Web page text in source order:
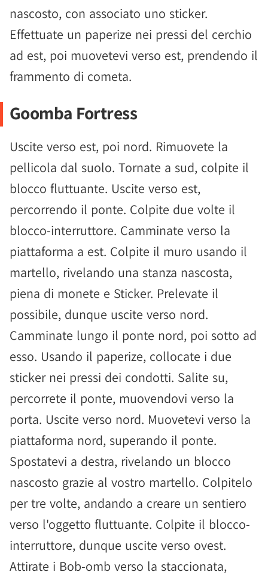
nascosto, con associato uno sticker.
Effettuate un paperize nei pressi del cerchio
ad est, poi muovetevi verso est, prendendo il
frammento di cometa.
Goomba Fortress
Uscite verso est, poi nord. Rimuovete la
pellicola dal suolo. Tornate a sud, colpite il
blocco fluttuante. Uscite verso est,
percorrendo il ponte. Colpite due volte il
blocco-interruttore. Camminate verso la
piattaforma a est. Colpite il muro usando il
martello, rivelando una stanza nascosta,
piena di monete e Sticker. Prelevate il
possibile, dunque uscite verso nord.
Camminate lungo il ponte nord, poi sotto ad
esso. Usando il paperize, collocate i due
sticker nei pressi dei condotti. Salite su,
percorrete il ponte, muovendovi verso la
porta. Uscite verso nord. Muovetevi verso la
piattaforma nord, superando il ponte.
Spostatevi a destra, rivelando un blocco
nascosto grazie al vostro martello. Colpitelo
per tre volte, andando a creare un sentiero
verso l'oggetto fluttuante. Colpite il blocco-
interruttore, dunque uscite verso ovest.
Attirate i Bob-omb verso la staccionata,